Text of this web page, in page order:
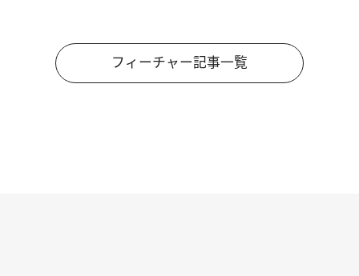
フィーチャー記事一覧